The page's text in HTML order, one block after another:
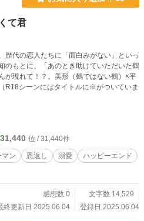
て君
歴代の恋人たちに「面白みがない」といっ
のもとに、「あのとき助けていただいた鶴
が現れて！？。美形（鶴ではない鶴）×平
R18シーンにはタイトルに※がついていま
31,440 位 / 31,440件
ン 恩返し 溺愛
ハッピーエンド
感想数 0
文字数 14,529
終更新日 2025.06.04
登録日 2025.06.04